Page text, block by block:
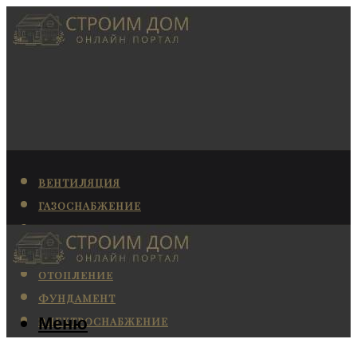
ВЕНТИЛЯЦИЯ
ГАЗОСНАБЖЕНИЕ
КАНАЛИЗАЦИЯ
КОНДИЦИОНИРОВАНИЕ
ОТОПЛЕНИЕ
ФУНДАМЕНТ
ЭЛЕКТРОСНАБЖЕНИЕ
Меню